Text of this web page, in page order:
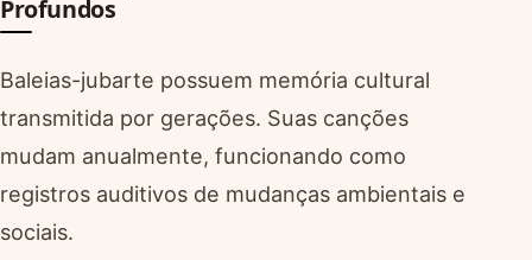
Profundos
Baleias-jubarte possuem memória cultural
transmitida por gerações. Suas canções
mudam anualmente, funcionando como
registros auditivos de mudanças ambientais e
sociais.